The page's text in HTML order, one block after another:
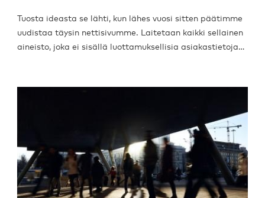
Tuosta ideasta se lähti, kun lähes vuosi sitten päätimme
uudistaa täysin nettisivumme. Laitetaan kaikki sellainen
aineisto, joka ei sisällä luottamuksellisia asiakastietoja…